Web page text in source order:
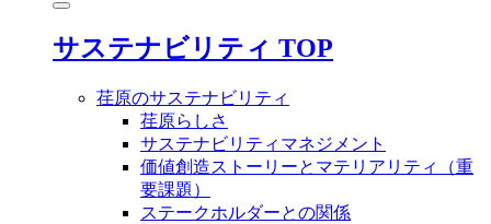
サステナビリティ TOP
荏原のサステナビリティ
荏原らしさ
サステナビリティマネジメント
価値創造ストーリーとマテリアリティ（重
要課題）
ステークホルダーとの関係